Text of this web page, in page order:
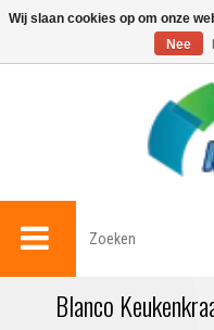
0
Blanco
Wij slaan cookies op om onze
Nee